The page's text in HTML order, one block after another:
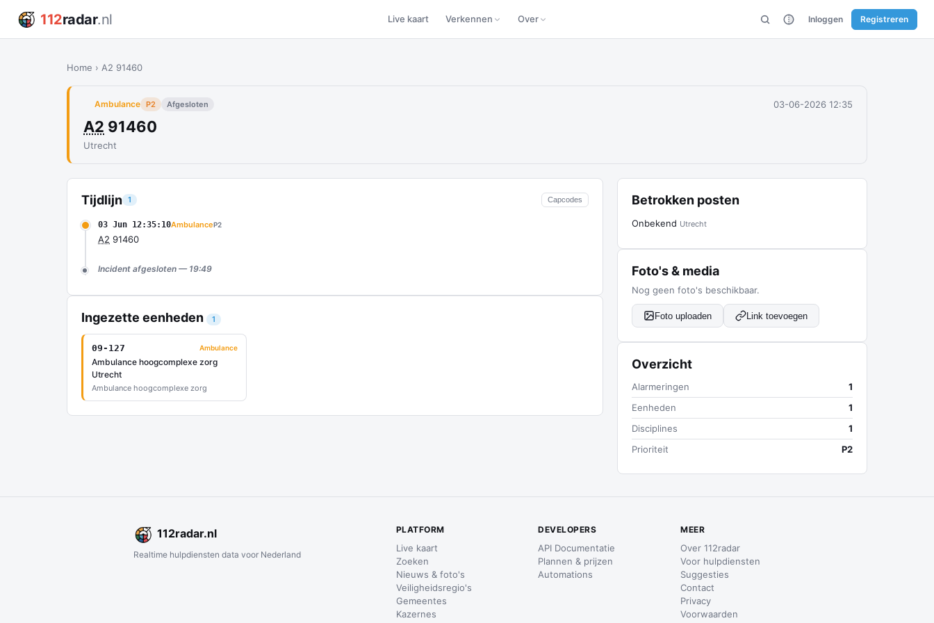
112radar.nl Live kaart Verkennen Over Inloggen Registreren
Home › A2 91460
Ambulance P2 Afgesloten 03-06-2026 12:35
A2 91460
Utrecht
Tijdlijn 1 Capcodes
03 Jun 12:35:10AmbulanceP2
A2 91460
Incident afgesloten — 19:49
Ingezette eenheden 1
09-127 Ambulance
Ambulance hoogcomplexe zorg
Utrecht
Ambulance hoogcomplexe zorg
Betrokken posten
Onbekend Utrecht
Foto's & media
Nog geen foto's beschikbaar.
Foto uploaden Link toevoegen
Overzicht
Alarmeringen
1
Eenheden
1
Disciplines
1
Prioriteit
P2
112radar.nl
Realtime hulpdiensten data voor Nederland
PLATFORM
Live kaart
Zoeken
Nieuws & foto's
Veiligheidsregio's
Gemeentes
Kazernes
DEVELOPERS
API Documentatie
Plannen & prijzen
Automations
MEER
Over 112radar
Voor hulpdiensten
Suggesties
Contact
Privacy
Voorwaarden